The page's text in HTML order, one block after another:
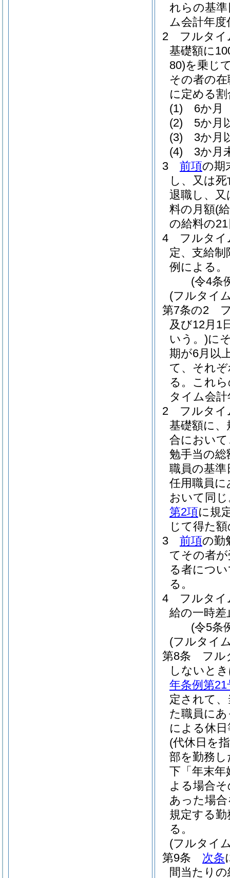
れらの基
ム会計年
2
フルタイ
基礎額に
80)を乗じ
その者の
に定める
(1)
6か月
(2)
5か月
(3)
3か月
(4)
3か月
3
前項の期
し、又は
退職し、
料の月額(
の給料の
4
フルタイ
定、支給
例による。
(令4条
(フルタイ
第7条の2
及び12月1
いう。)に
期が6月以
て、それ
る。 これ
タイム会
2
フルタイ
基礎額に
合におい
勉手当の
職員の基準
任用職員
おいて同じ
第2項に規
じて得た
3
前項の勤
てその者
る者につ
る。
4
フルタイ
給の一時
(令5条
(フルタイ
第8条
フル
しないと
年条例第21
定されて
た職員に
による休
(代休日を
部を勤務
下「年末年
よる場合
あった場
規定する
る。
(フルタイ
第9条
次条
間当たり